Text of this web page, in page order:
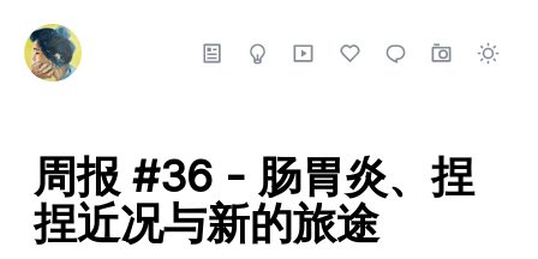
周报 #36 - 肠胃炎、捏
捏近况与新的旅途